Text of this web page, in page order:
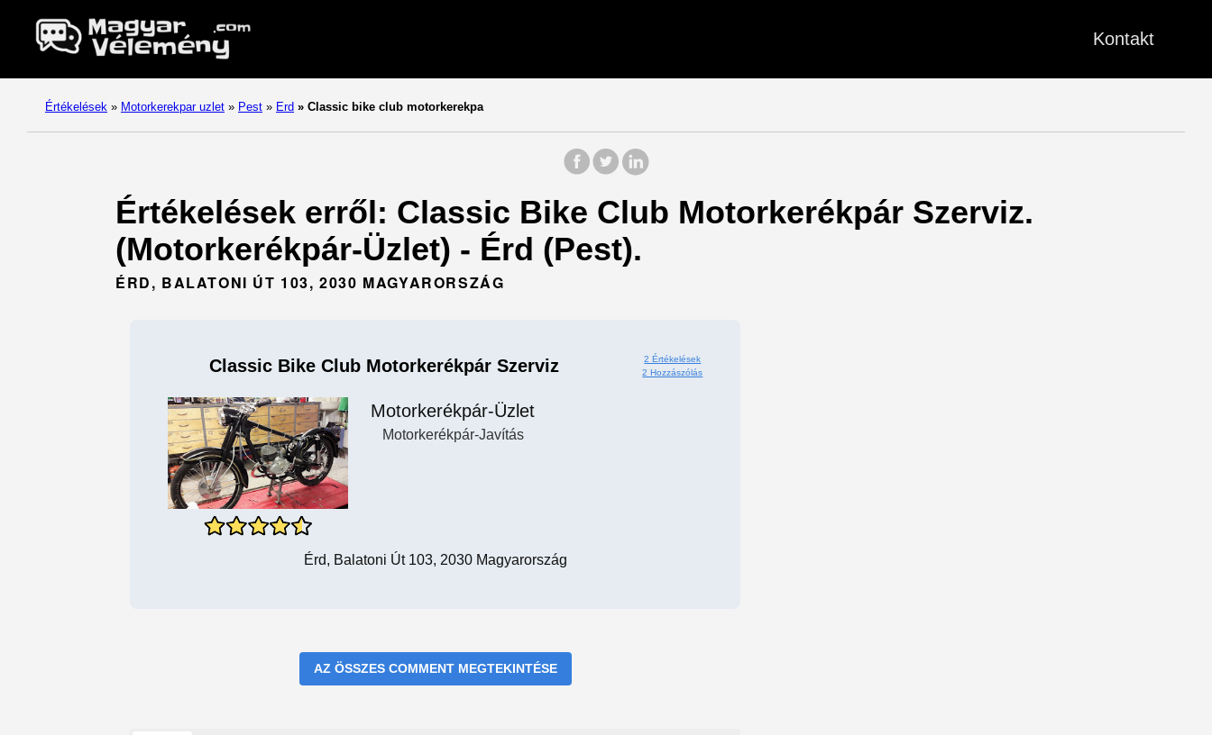
Kontakt
Értékelések » Motorkerekpar uzlet » Pest » Erd » Classic bike club motorkerekpa
Értékelések erről: Classic Bike Club Motorkerékpár Szerviz.
(Motorkerékpár-Üzlet) - Érd (Pest).
ÉRD, BALATONI ÚT 103, 2030 MAGYARORSZÁG
Classic Bike Club Motorkerékpár Szerviz
2 Értékelések
2 Hozzászólás
Motorkerékpár-Üzlet
Motorkerékpár-Javítás
Érd, Balatoni Út 103, 2030 Magyarország
AZ ÖSSZES COMMENT MEGTEKINTÉSE